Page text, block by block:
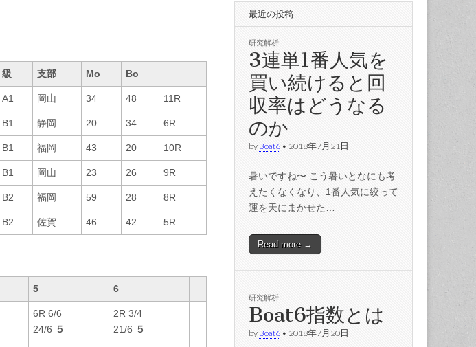
級 支部 Mo Bo
A1 岡山 34 48 11R
B1 静岡 20 34 6R
B1 福岡 43 20 10R
B1 岡山 23 26 9R
B2 福岡 59 28 8R
B2 佐賀 46 42 5R
5 6
6R 6/6
24/6 ５
2R 3/4
21/6 ５
最近の投稿
研究解析
3連単1番人気を
買い続けると回
収率はどうなる
のか
by Boat6 • 2018年7月21日
暑いですね〜 こう暑いとなにも考
えたくなくなり、1番人気に絞って
運を天にまかせた…
Read more →
研究解析
Boat6指数とは
by Boat6 • 2018年7月20日